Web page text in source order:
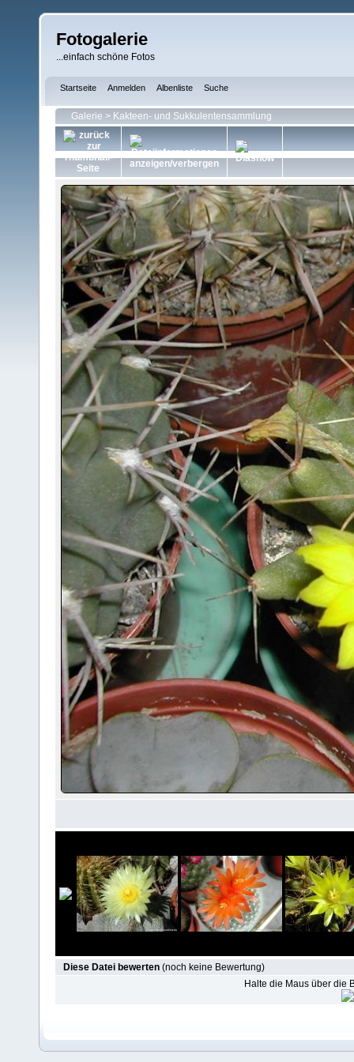
Fotogalerie
...einfach schöne Fotos
Startseite Anmelden Albenliste Suche
Galerie > Kakteen- und Sukkulentensammlung
Diese Datei bewerten (noch keine Bewertung)
Halte die Maus über die